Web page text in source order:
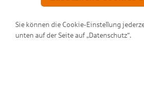
Sie können die Cookie-Einstellung
unten auf der Seite auf „Datenschutz“.